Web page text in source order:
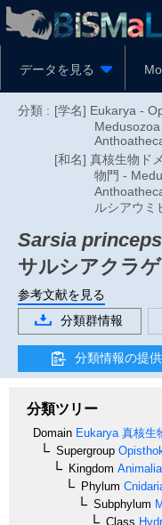
データを見る
分類 : [学名] Eukarya -
[和名] 真核生物ド
物門 -
ルシアウミ
Sarsia princeps
サルシアクラゲ
参考文献を見る
分類群情報
分類情報の提供
分類ツリー
Domain Eukarya 真核生
Supergroup
Kingdom Animalia
Phylum
Subphylum
Class